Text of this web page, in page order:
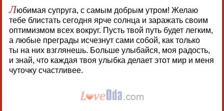
Любимая супруга, с самым добрым утром! Желаю
тебе блистать сегодня ярче солнца и заражать своим
оптимизмом всех вокруг. Пусть твой путь будет легким,
а любые преграды исчезнут сами собой, как только
ты на них взглянешь. Больше улыбайся, моя радость,
и знай, что каждая твоя улыбка делает этот мир и меня
чуточку счастливее.